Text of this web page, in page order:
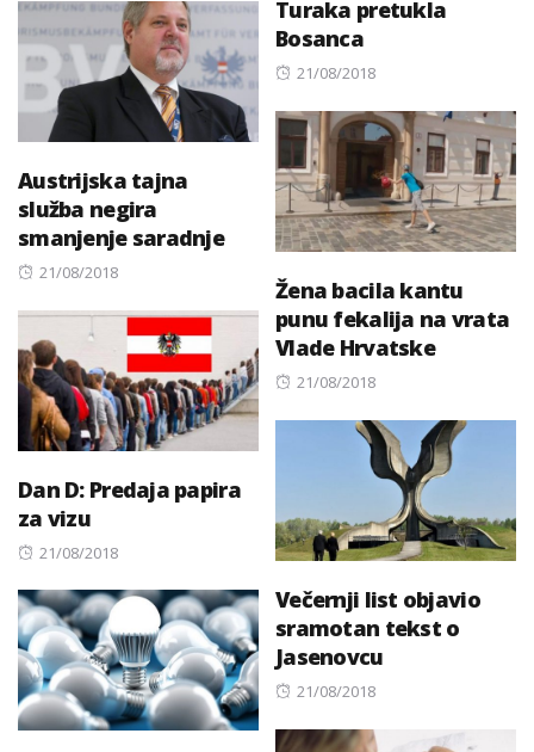
Turaka pretukla
Bosanca
Posted
21/08/2018
Austrijska tajna
služba negira
smanjenje saradnje
Posted
21/08/2018
Žena bacila kantu
punu fekalija na vrata
Vlade Hrvatske
Posted
21/08/2018
Dan D: Predaja papira
za vizu
Posted
21/08/2018
Večernji list objavio
sramotan tekst o
Jasenovcu
Posted
21/08/2018